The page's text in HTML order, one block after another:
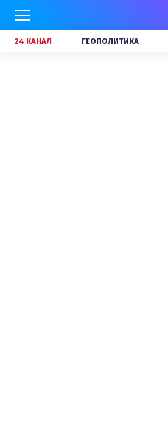
24 КАНАЛ ГЕОПОЛИТИКА